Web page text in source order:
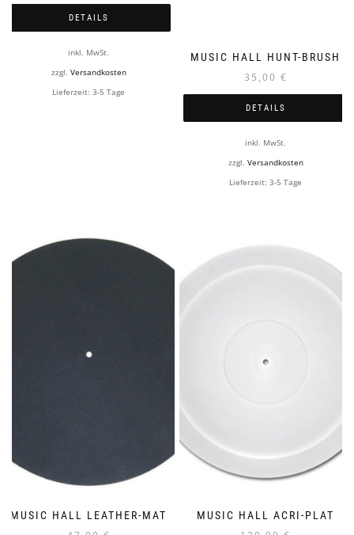
DETAILS
inkl. MwSt.
zzgl. Versandkosten
Lieferzeit: 3-5 Tage
MUSIC HALL HUNT-BRUSH
35,00 €
DETAILS
inkl. MwSt.
zzgl. Versandkosten
Lieferzeit: 3-5 Tage
MUSIC HALL LEATHER-MAT MUSIC HALL ACRI-PLAT